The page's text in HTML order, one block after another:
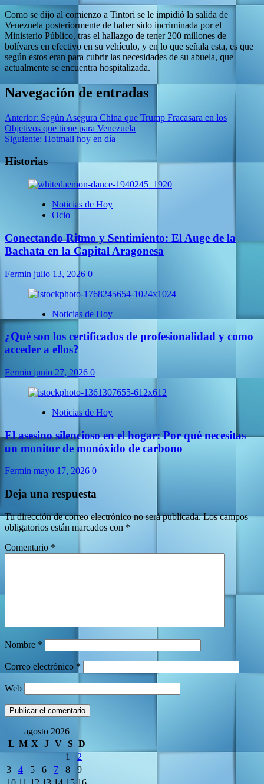
Como se dijo al comienzo a Tintori se le impidió la salida de
Venezuela posteriormente de haber sido incriminada por el
Ministerio Público, tras el hallazgo de tener 200 millones de
bolívares en efectivo en su vehículo, y en lo que señala esta, es que
según estos eran para cubrir las necesidades de su abuela, que
actualmente se encuentra hospitalizada.
Navegación de entradas
Anterior: Según Asegura China que Trump Fracasara en los
Objetivos que tiene para Venezuela
Siguiente: Hotmail hoy en día
Historias
Noticias de Hoy
Ocio
Conectando Ritmo y Sentimiento: El Auge de la
Bachata en la Capital Aragonesa
Fermin julio 13, 2026 0
Noticias de Hoy
¿Qué son los certificados de profesionalidad y como
acceder a ellos?
Fermin junio 27, 2026 0
Noticias de Hoy
El asesino silencioso en el hogar: Por qué necesitas
un monitor de monóxido de carbono
Fermin mayo 17, 2026 0
Deja una respuesta
Tu dirección de correo electrónico no será publicada. Los campos
obligatorios están marcados con *
Comentario *
Nombre *
Correo electrónico *
Web
agosto 2026
L M X J V S D
1
2
3
4 5 6 7 8
9